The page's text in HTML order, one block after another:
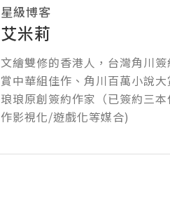
星級博客
艾米莉
文繪雙修的香港人，台灣角川
賞中華組佳作、角川百萬小說
琅琅原創簽約作家（已簽約三
作影視化/遊戲化等媒合)